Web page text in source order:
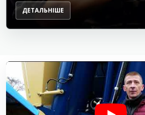
ДЕТАЛЬНІШЕ